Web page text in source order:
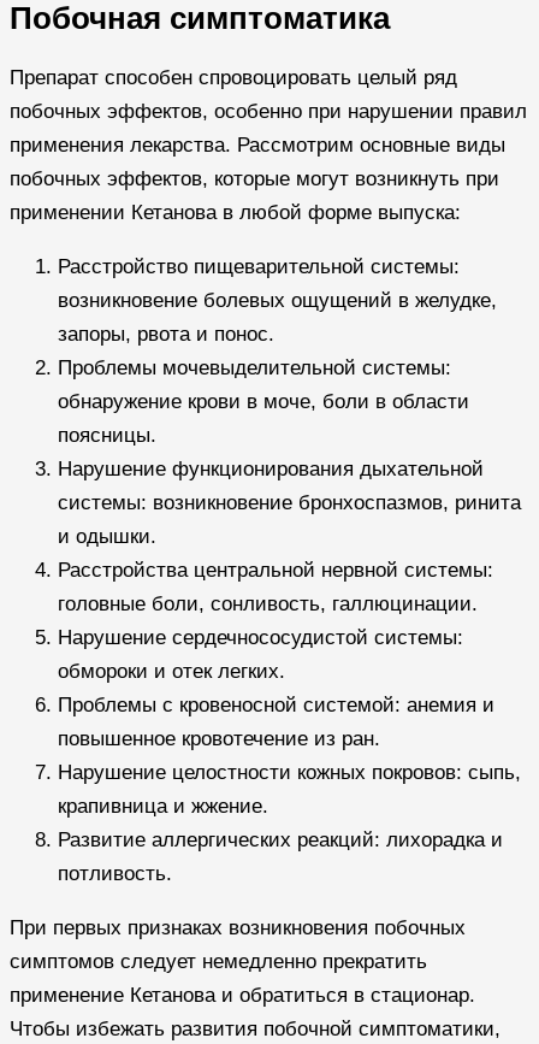
Побочная симптоматика
Препарат способен спровоцировать целый ряд
побочных эффектов, особенно при нарушении правил
применения лекарства. Рассмотрим основные виды
побочных эффектов, которые могут возникнуть при
применении Кетанова в любой форме выпуска:
Расстройство пищеварительной системы:
возникновение болевых ощущений в желудке,
запоры, рвота и понос.
Проблемы мочевыделительной системы:
обнаружение крови в моче, боли в области
поясницы.
Нарушение функционирования дыхательной
системы: возникновение бронхоспазмов, ринита
и одышки.
Расстройства центральной нервной системы:
головные боли, сонливость, галлюцинации.
Нарушение сердечнососудистой системы:
обмороки и отек легких.
Проблемы с кровеносной системой: анемия и
повышенное кровотечение из ран.
Нарушение целостности кожных покровов: сыпь,
крапивница и жжение.
Развитие аллергических реакций: лихорадка и
потливость.
При первых признаках возникновения побочных
симптомов следует немедленно прекратить
применение Кетанова и обратиться в стационар.
Чтобы избежать развития побочной симптоматики,